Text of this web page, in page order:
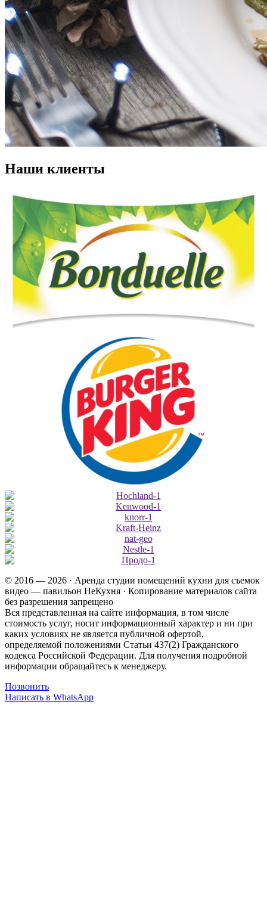
Наши клиенты
© 2016 — 2026 · Аренда студии помещений кухни для съемок
видео — павильон НеКухня · Копирование материалов сайта
без разрешения запрещено
Вся представленная на сайте информация, в том числе
стоимость услуг, носит информационный характер и ни при
каких условиях не является публичной офертой,
определяемой положениями Статьи 437(2) Гражданского
кодекса Российской Федерации. Для получения подробной
информации обращайтесь к менеджеру.
Позвонить
Написать в WhatsApp